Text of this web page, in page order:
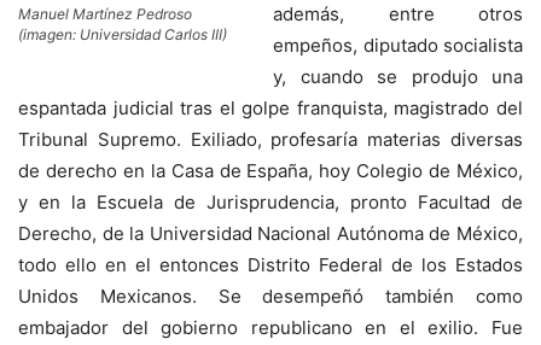
Manuel Martínez Pedroso
(imagen: Universidad Carlos III)
además, entre otros
empeños, diputado socialista
y, cuando se produjo una
espantada judicial tras el golpe franquista, magistrado del
Tribunal Supremo. Exiliado, profesaría materias diversas
de derecho en la Casa de España, hoy Colegio de México,
y en la Escuela de Jurisprudencia, pronto Facultad de
Derecho, de la Universidad Nacional Autónoma de México,
todo ello en el entonces Distrito Federal de los Estados
Unidos Mexicanos. Se desempeñó también como
embajador del gobierno republicano en el exilio. Fue